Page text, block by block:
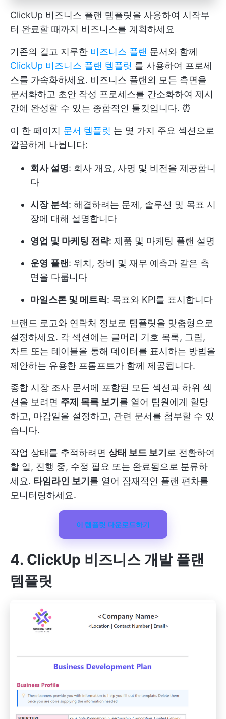
ClickUp 비즈니스 플랜 템플릿을 사용하여 시작부
터 완료할 때까지 비즈니스를 계획하세요
기존의 길고 지루한 비즈니스 플랜 문서와 함께
ClickUp 비즈니스 플랜 템플릿 를 사용하여 프로세
스를 가속화하세요. 비즈니스 플랜의 모든 측면을
문서화하고 초안 작성 프로세스를 간소화하여 제시
간에 완성할 수 있는 종합적인 툴킷입니다. ⏰
이 한 페이지 문서 템플릿 는 몇 가지 주요 섹션으로
깔끔하게 나뉩니다:
회사 설명: 회사 개요, 사명 및 비전을 제공합니
다
시장 분석 : 해결하려는 문제, 솔루션 및 목표 시
장에 대해 설명합니다
영업 및 마케팅 전략: 제품 및 마케팅 플랜 설명
운영 플랜 : 위치, 장비 및 재무 예측과 같은 측
면을 다룹니다
마일스톤 및 메트릭: 목표와 KPI를 표시합니다
브랜드 로고와 연락처 정보로 템플릿을 맞춤형으로
설정하세요. 각 섹션에는 글머리 기호 목록, 그림,
차트 또는 테이블을 통해 데이터를 표시하는 방법을
제안하는 유용한 프롬프트가 함께 제공됩니다.
종합 시장 조사 문서에 포함된 모든 섹션과 하위 섹
션을 보려면 주제 목록 보기 를 열어 팀원에게 할당
하고, 마감일을 설정하고, 관련 문서를 첨부할 수 있
습니다.
작업 상태를 추적하려면 상태 보드 보기 로 전환하여
할 일, 진행 중, 수정 필요 또는 완료됨으로 분류하
세요. 타임라인 보기 를 열어 잠재적인 플랜 편차를
모니터링하세요.
이 템플릿 다운로드하기
4. ClickUp 비즈니스 개발 플랜
템플릿